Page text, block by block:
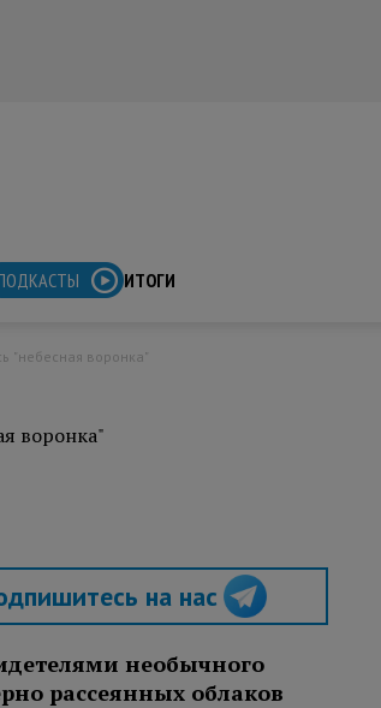
ИТОГИ
"небесная воронка"
воронка"
на нас
необычного
рассеянных облаков